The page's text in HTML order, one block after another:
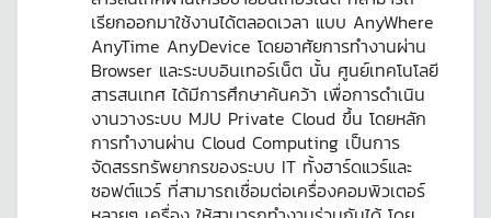
เรียกออกมาใช้งานได้ตลอดเวลา แบบ AnyWhere
AnyTime AnyDevice โดยอาศัยการทำงานผ่าน
Browser และระบบอินเทอร์เน็ต นั้น ศูนย์เทคโนโลยี
สารสนเทศ ได้มีการศึกษาค้นคว้า เพื่อการดำเนิน
งานวางระบบ MJU Private Cloud ขึ้น โดยหลัก
การทำงานผ่าน Cloud Computing เป็นการ
จัดสรรทรัพยากรของระบบ IT ทั้งฮาร์ดแวร์และ
ซอฟต์แวร์ ที่สามารถเชื่อมต่อเครื่องคอมพิวเตอร์